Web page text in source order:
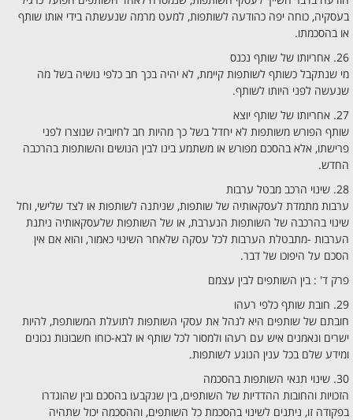
בעסקיה, כוחה יפה כהודעה לשותפות, למעט מרמה שנעשתה בידי אותו שותף
או בהסכמתו.
26. אחריותו של שותף נכנס
מי שנתקבל כשותף לשותפות קיימת, לא יהיה בכך חב כלפי נושיה בשל מה
שנעשה לפני היותו לשותף.
27. אחריותו של שותף יוצא
שותף הפורש משותפות לא יחדל בשל כך מהיות חב לחיוביה שנוצרו לפני
פרישתו, אלא בהסכם מפורש או משתמע בינו לבין הנושים והשותפות בהרכבה
החדש.
28. שינוי הרכב מבטל ערבות
ערבות מתמדת לעסקאותיה של שותפות, שניתנה לשותפות או לצד שלישי, וחל
שינוי בהרכבה של השותפות הנערבת, או של השותפות שלעסקאותיה ניתנת
הערבות -מתבטלת הערבות לכל עסקה שלאחר השינוי כאמור, והוא אם אין
הסכם על היפוכו של דבר.
פרק ד' : בין השותפים לבין עצמם
29. חובת שותף כלפי רעהו
חובתם של שותפים היא לנהל את עסקי השותפות לתועלת המשותפת, להיות
ישרים ונאמנים איש עם רעהו ולמסור לכל שותף או לבא-כוחו חשבונות נכונים
ומידע שלם בכל ענין הנוגע לשותפות.
30. שינוי תנאי השותפות בהסכמה
הזכויות והחובות ההדדיות של השותפים, בין שנקבעו בהסכם ובין שהוגדרו
בפקודה זו, ניתנים לשינוי בהסכמת כל השותפים, וההסכמה יכול שתהיה